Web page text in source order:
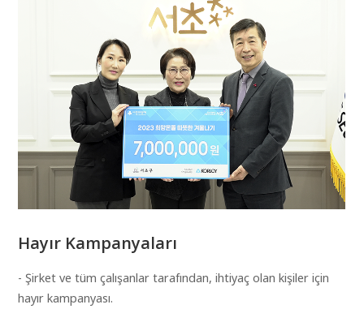
Hayır Kampanyaları
- Şirket ve tüm çalışanlar tarafından, ihtiyaç olan kişiler için
hayır kampanyası.